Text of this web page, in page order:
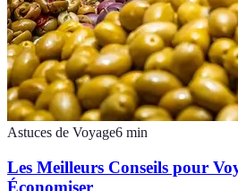
Astuces de Voyage6 min
Les Meilleurs Conseils pour
Économiser